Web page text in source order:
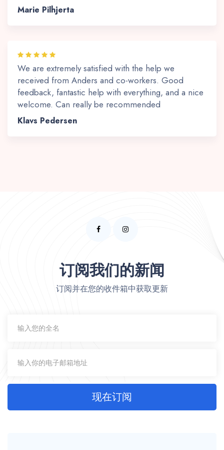
Marie Pilhjerta
We are extremely satisfied with the help we
received from Anders and co-workers. Good
feedback, fantastic help with everything, and a nice
welcome. Can really be recommended
Klavs Pedersen
订阅我们的新闻
订阅并在您的收件箱中获取更新
现在订阅